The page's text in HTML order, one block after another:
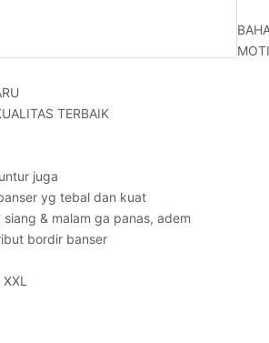
TERBAIK
juga
yg tebal dan kuat
& malam ga panas, adem
bordir banser